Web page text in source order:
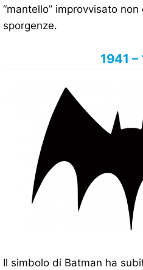
“mantello” improvvisato
sporgenze.
1941
Il simbolo di Batman ha